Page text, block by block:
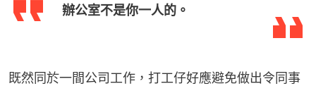
辦公室不是你一人的。
既然同於一間公司工作，打工仔好應避免做出令同事